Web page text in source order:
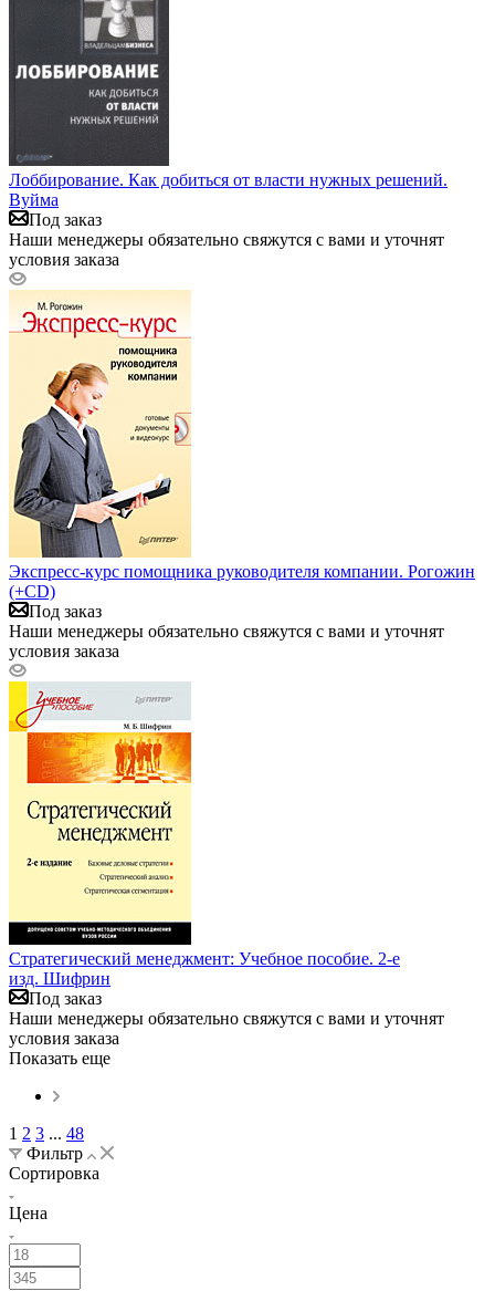
Лоббирование. Как добиться от власти нужных решений.
Вуйма
Под заказ
Наши менеджеры обязательно свяжутся с вами и уточнят
условия заказа
Экспресс-курс помощника руководителя компании. Рогожин
(+CD)
Под заказ
Наши менеджеры обязательно свяжутся с вами и уточнят
условия заказа
Стратегический менеджмент: Учебное пособие. 2-е
изд. Шифрин
Под заказ
Наши менеджеры обязательно свяжутся с вами и уточнят
условия заказа
Показать еще
1 2 3 ... 48
Фильтр
Сортировка
Цена